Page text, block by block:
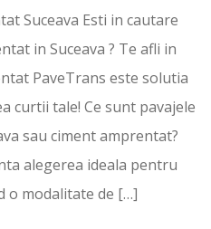
Suceava Esti in cautare
in Suceava ? Te afli in
PaveTrans este solutia
curtii tale! Ce sunt pavajele
sau ciment amprentat?
alegerea ideala pentru
o modalitate de […]